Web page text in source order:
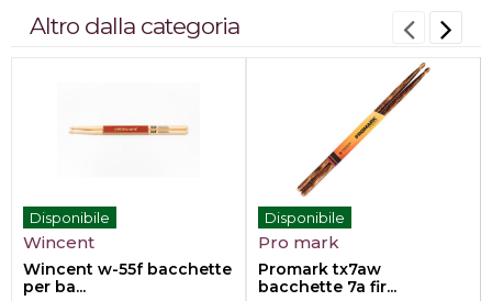
Altro dalla categoria
Disponibile
Wincent
Wincent w-55f bacchette
per ba...
Disponibile
Pro mark
Promark tx7aw
bacchette 7a fir...